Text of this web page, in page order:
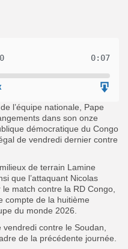
0:07
l’équipe nationale, Pape
dans son onze
démocratique du Congo
de vendredi dernier contre
de terrain Lamine
que l’attaquant Nicolas
match contre la RD Congo,
compte de la huitième
du monde 2026.
contre le Soudan,
de la précédente journée.